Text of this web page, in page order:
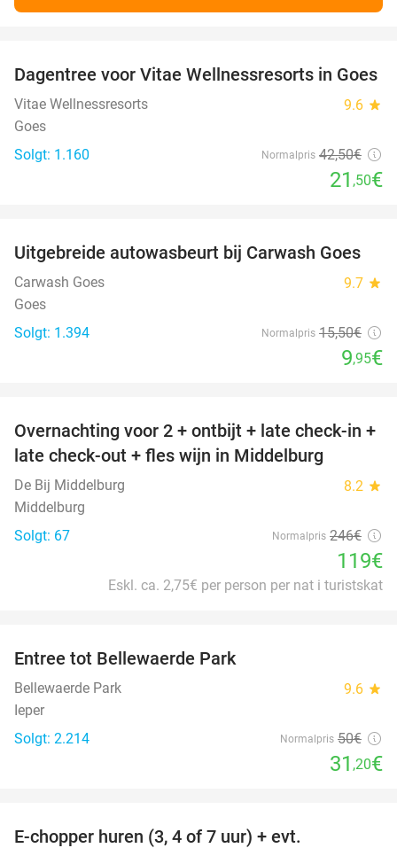
49%
Dagentree voor Vitae Wellnessresorts in Goes
Vitae Wellnessresorts 9.6 star
Goes
Solgt: 1.160
Normalpris 42,50€
21 ,50€
36%
Uitgebreide autowasbeurt bij Carwash Goes
Carwash Goes 9.7 star
Goes
Solgt: 1.394
Normalpris 15,50€
9,95€
52%
Overnachting voor 2 + ontbijt + late check-in +
late check-out + fles wijn in Middelburg
De Bij Middelburg 8.2 star
Middelburg
Solgt: 67
Normalpris 246€
119€
Eskl. ca. 2,75€ per person per nat i turistskat
Entree tot Bellewaerde Park
Bellewaerde Park 9.6 star
Ieper
Solgt: 2.214
Normalpris 50€
31 ,20€
E-chopper huren (3, 4 of 7 uur) + evt.